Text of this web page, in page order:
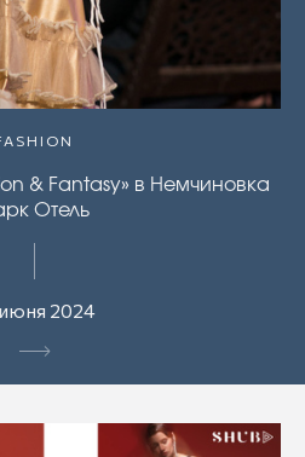
& Fantasy» в Немчиновка
Отель
2024